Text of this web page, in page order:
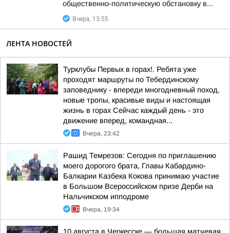
общественно-политическую обстановку в...
Вчера, 13:55
ЛЕНТА НОВОСТЕЙ
Турклубы Первых в горах!. Ребята уже
проходят маршруты по Тебердинскому
заповеднику - впереди многодневный поход,
новые тропы, красивые виды и настоящая
жизнь в горах Сейчас каждый день - это
движение вперед, командная...
Вчера, 23:42
Рашид Темрезов: Сегодня по приглашению
моего дорогого брата, Главы Кабардино-
Балкарии Казбека Кокова принимаю участие
в Большом Всероссийском призе Дерби на
Нальчикском ипподроме
Вчера, 19:34